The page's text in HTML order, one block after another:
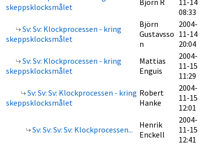
skeppsklocksmålet
Björn R
11-14
08:33
Sv: Sv: Klockprocessen - kring
skeppsklocksmålet
Björn
Gustavsso
n
2004-
11-14
20:04
Sv: Sv: Klockprocessen - kring
skeppsklocksmålet
Mattias
Enguis
2004-
11-15
11:29
Sv: Sv: Sv: Klockprocessen - kring
skeppsklocksmålet
Robert
Hanke
2004-
11-15
12:01
Sv: Sv: Sv: Sv: Klockprocessen...
Henrik
Enckell
2004-
11-15
12:41